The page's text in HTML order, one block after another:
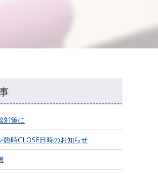
対策に
臨時CLOSE日時のお知らせ